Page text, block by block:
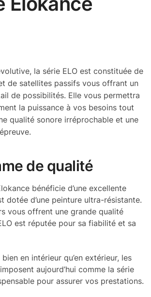
la série ELO est constituée de
de satellites passifs vous offrant un
de possibilités. Elle vous permettra
la puissance à vos besoins tout
qualité sonore irréprochable et une
de qualité
bénéficie d’une excellente
dotée d’une peinture ultra-résistante.
vous offrent une grande qualité
est réputée pour sa fiabilité et sa
en intérieur qu’en extérieur, les
aujourd’hui comme la série
pour assurer vos prestations.